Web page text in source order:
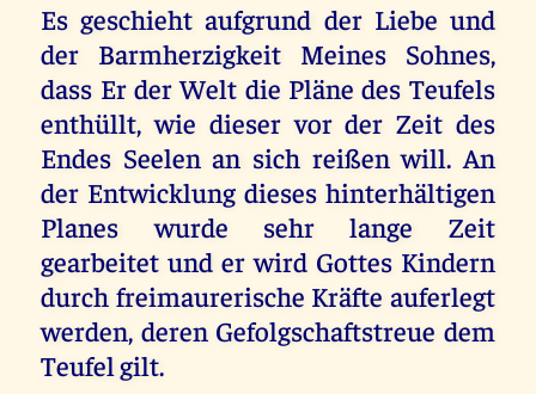
Es geschieht aufgrund der Liebe und
der Barmherzigkeit Meines Sohnes,
dass Er der Welt die Pläne des Teufels
enthüllt, wie dieser vor der Zeit des
Endes Seelen an sich reißen will. An
der Entwicklung dieses hinterhältigen
Planes wurde sehr lange Zeit
gearbeitet und er wird Gottes Kindern
durch freimaurerische Kräfte auferlegt
werden, deren Gefolgschaftstreue dem
Teufel gilt.